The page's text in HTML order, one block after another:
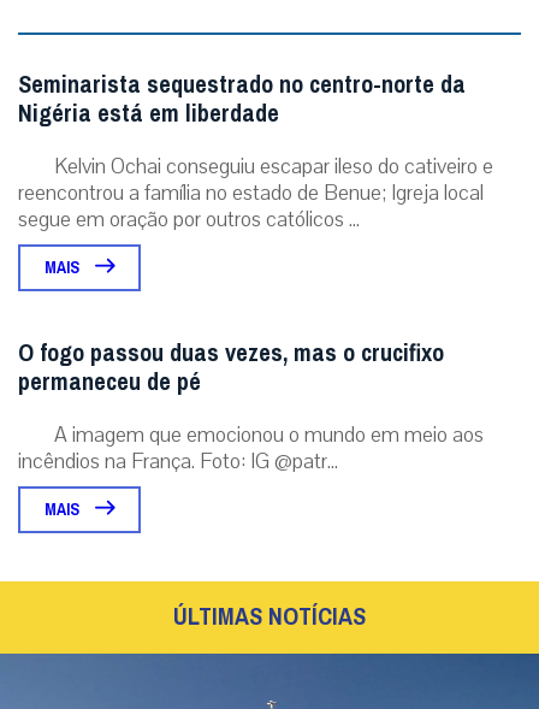
Seminarista sequestrado no centro-norte da
Nigéria está em liberdade
Kelvin Ochai conseguiu escapar ileso do cativeiro e
reencontrou a família no estado de Benue; Igreja local
segue em oração por outros católicos ...
MAIS
O fogo passou duas vezes, mas o crucifixo
permaneceu de pé
A imagem que emocionou o mundo em meio aos
incêndios na França. Foto: IG @patr...
MAIS
ÚLTIMAS NOTÍCIAS